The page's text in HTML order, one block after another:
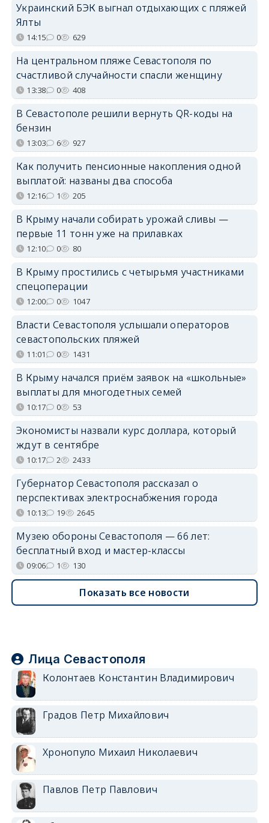
Украинский БЭК выгнал отдыхающих с пляжей
Ялты
14:15 0 629
На центральном пляже Севастополя по
счастливой случайности спасли женщину
13:38 0 408
В Севастополе решили вернуть QR-коды на
бензин
13:03 6 927
Как получить пенсионные накопления одной
выплатой: названы два способа
12:16 1 205
В Крыму начали собирать урожай сливы —
первые 11 тонн уже на прилавках
12:10 0 80
В Крыму простились с четырьмя участниками
спецоперации
12:00 0 1047
Власти Севастополя услышали операторов
севастопольских пляжей
11:01 0 1431
В Крыму начался приём заявок на «школьные»
выплаты для многодетных семей
10:17 0 53
Экономисты назвали курс доллара, который
ждут в сентябре
10:17 2 2433
Губернатор Севастополя рассказал о
перспективах электроснабжения города
10:13 19 2645
Музею обороны Севастополя — 66 лет:
бесплатный вход и мастер-классы
09:06 1 130
Показать все новости
Лица Севастополя
Колонтаев Константин Владимирович
Градов Петр Михайлович
Хронопуло Михаил Николаевич
Павлов Петр Павлович